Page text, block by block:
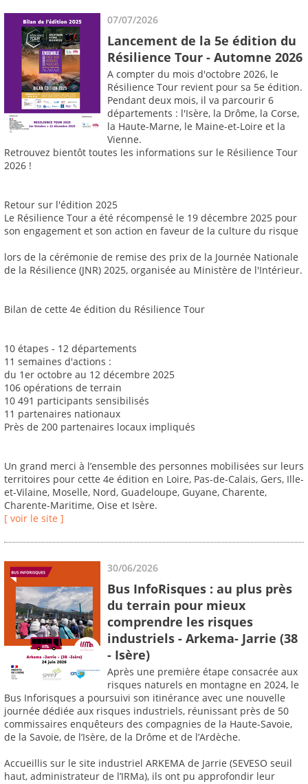
07/07/2026
Lancement de la 5e édition du
Résilience Tour - Automne 2026
A compter du mois d'octobre 2026, le
Résilience Tour revient pour sa 5e édition.
Pendant deux mois, il va parcourir 6
départements : l'Isère, la Drôme, la Corse,
la Haute-Marne, le Maine-et-Loire et la
Vienne.
Retrouvez bientôt toutes les informations sur le Résilience Tour
2026 !
Retour sur l'édition 2025
Le Résilience Tour a été récompensé le 19 décembre 2025 pour
son engagement et son action en faveur de la culture du risque
lors de la cérémonie de remise des prix de la Journée Nationale
de la Résilience (JNR) 2025, organisée au Ministère de l'Intérieur.
Bilan de cette 4e édition du Résilience Tour
10 étapes - 12 départements
11 semaines d'actions :
du 1er octobre au 12 décembre 2025
106 opérations de terrain
10 491 participants sensibilisés
11 partenaires nationaux
Près de 200 partenaires locaux impliqués
Un grand merci à l’ensemble des personnes mobilisées sur leurs
territoires pour cette 4e édition en Loire, Pas-de-Calais, Gers, Ille-
et-Vilaine, Moselle, Nord, Guadeloupe, Guyane, Charente,
Charente-Maritime, Oise et Isère.
[ voir le site ]
30/06/2026
Bus InfoRisques : au plus près
du terrain pour mieux
comprendre les risques
industriels - Arkema- Jarrie (38
- Isère)
Après une première étape consacrée aux
risques naturels en montagne en 2024, le
Bus Inforisques a poursuivi son itinérance avec une nouvelle
journée dédiée aux risques industriels, réunissant près de 50
commissaires enquêteurs des compagnies de la Haute-Savoie,
de la Savoie, de l’Isère, de la Drôme et de l’Ardèche.
Accueillis sur le site industriel ARKEMA de Jarrie (SEVESO seuil
haut, administrateur de l’IRMa), ils ont pu approfondir leur